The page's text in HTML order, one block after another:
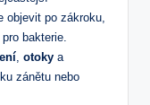
objevit po zákroku,
bakterie.
, otoky a ⁢
zánětu nebo